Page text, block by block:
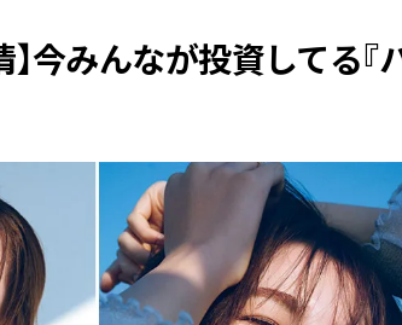
】今みんなが投資してる
BEAUTY Aug,
【エルメス】初の
アコレクション誕
イテムで唇をもっ
CLASSY.[クラッシ